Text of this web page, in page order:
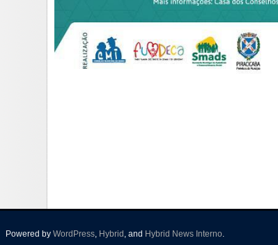
Powered by WordPress, Hybrid , and Hybrid News Interno.